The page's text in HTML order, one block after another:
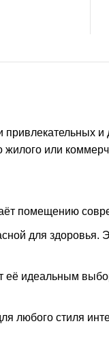
и
или
помещению
для здоровья.
её идеальным
любого стиля